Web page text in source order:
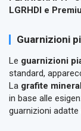
LGRHDI e
Guarnizioni
Le guarnizioni
standard,
La grafite
in base alle
guarnizioni